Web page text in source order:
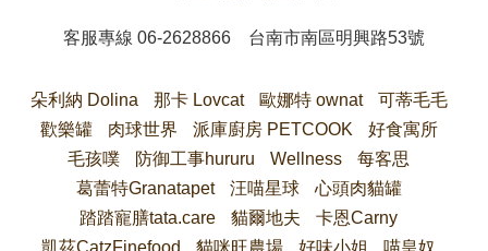
客服專線06-2628866 台南市南區明興路53號
朵利納 Dolina 那卡 Lovcat 歐娜特 ownat
可蒂毛毛
歡樂罐
肉球世界 派庫廚房 PETCOOK
好食寓所
毛孩噗
防御工事hururu Wellness
每客思
葛蕾特Granatapet
汪喵星球
心頭肉貓罐
踏踏寵膳tata.care
貓爾地夫
卡恩Carny
凱茲CatzFinefood
貓咪旺農場 好味小姐 喵皇奴